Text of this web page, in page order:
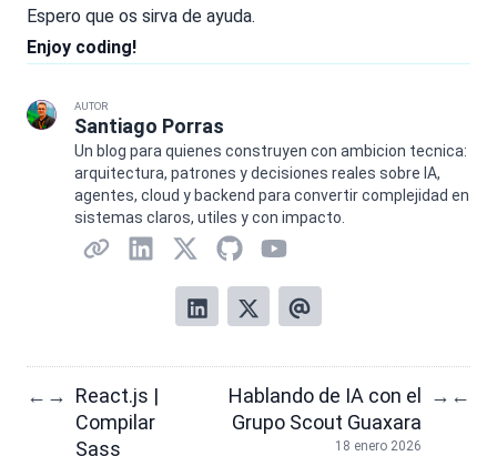
Espero que os sirva de ayuda.
Enjoy coding!
AUTOR
Santiago Porras
Un blog para quienes construyen con ambicion tecnica:
arquitectura, patrones y decisiones reales sobre IA,
agentes, cloud y backend para convertir complejidad en
sistemas claros, utiles y con impacto.
← → React.js |
Compilar
Sass
Hablando de IA con el
Grupo Scout Guaxara
18 enero 2026
→ ←